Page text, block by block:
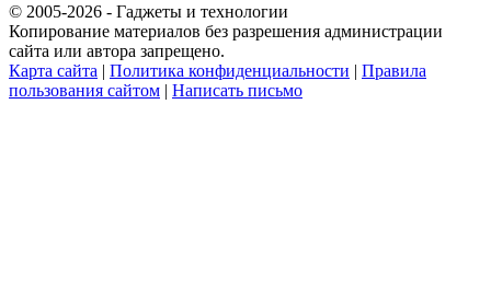
© 2005-2026 - Гаджеты и технологии
Копирование материалов без разрешения администрации
сайта или автора запрещено.
Карта сайта | Политика конфиденциальности | Правила
пользования сайтом | Написать письмо